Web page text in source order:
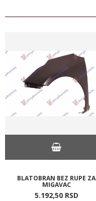
BLATOBRAN BEZ RUPE ZA
MIGAVAC
5.192,50 RSD